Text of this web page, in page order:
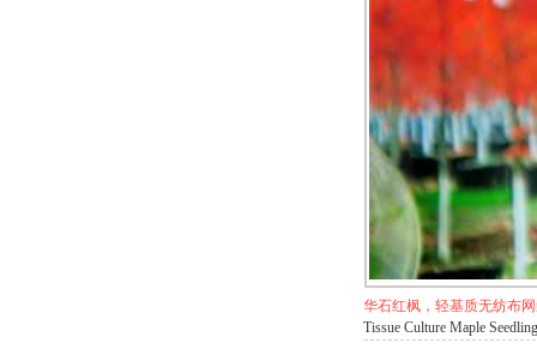
华石红枫，轻基质无纺布
Tissue Culture Maple